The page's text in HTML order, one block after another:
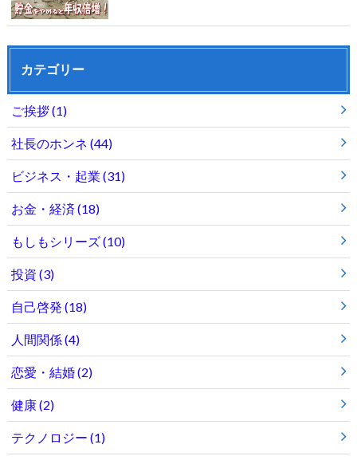
カテゴリー
ご挨拶(1)
社長のホンネ (44)
ビジネス・起業 (31)
お金・経済 (18)
もしもシリーズ(10)
投資 (3)
自己啓発 (18)
人間関係(4)
恋愛・結婚(2)
健康(2)
テクノロジー (1)